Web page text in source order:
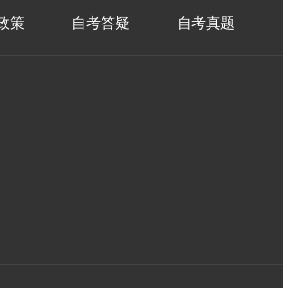
策 自考答疑 自考真题